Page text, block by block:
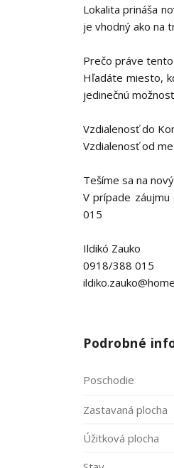
Lokalita prináša
je vhodný ako na
Prečo práve
Hľadáte miesto,
jedinečnú
Vzdialenosť do
Vzdialenosť od
Tešíme sa na
V prípade
015
Ildikó Zauko
0918/388 015
Podrobné
Poschodie
Zastavaná plocha
Úžitková plocha